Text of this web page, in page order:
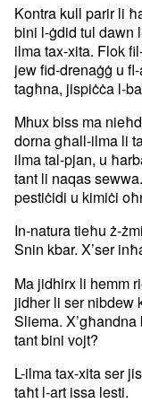
Kontra kull parir li
bini l-ġdid tul dawn
ilma tax-xita. Flok
jew fid-drenaġġ u
tagħna, jispiċċa l-
Mhux biss ma
dorna għall-ilma li
ilma tal-pjan, u
tant li naqas
pestiċidi u kimiċi
In-natura tieħu ż-
Snin kbar. X’ser
Ma jidhirx li hemm
jidher li ser nibdew
Sliema.
tant bini vojt?
L-ilma tax-xita ser
taħt l-art issa lesti.